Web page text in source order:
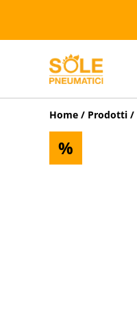
Home / Prodotti /
%